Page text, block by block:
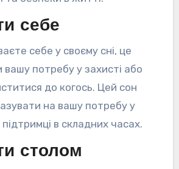
себе
себе у своєму сні, це
потребу у захисті або
до когось. Цей сон
на вашу потребу у
в складних часах.
столом